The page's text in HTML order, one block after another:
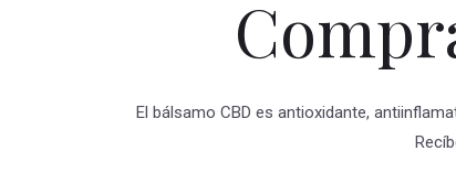
El bálsamo CBD es antioxidante,